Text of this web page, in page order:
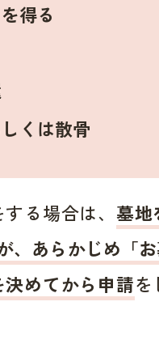
得る
くは散骨
る場合は、 墓地
、あらかじめ「
めてから申請